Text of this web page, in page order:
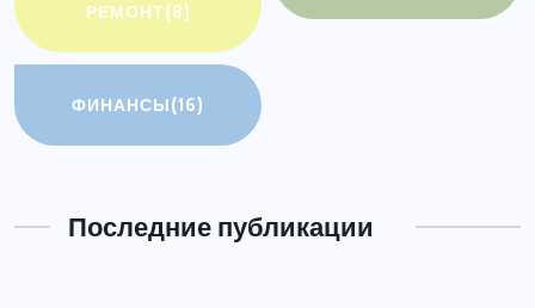
РЕМОНТ(8)
ФИНАНСЫ(16)
Последние публикации